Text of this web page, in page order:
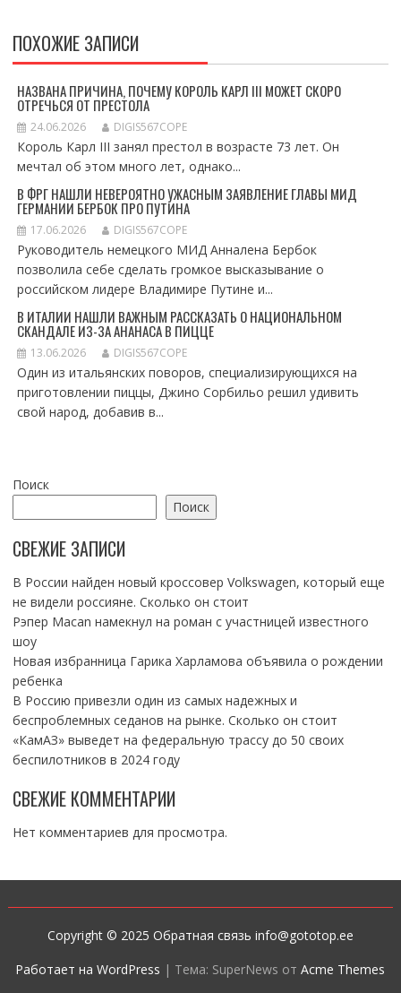
ПОХОЖИЕ ЗАПИСИ
НАЗВАНА ПРИЧИНА, ПОЧЕМУ КОРОЛЬ КАРЛ III МОЖЕТ СКОРО
ОТРЕЧЬСЯ ОТ ПРЕСТОЛА
24.06.2026 DIGIS567COPE
Король Карл III занял престол в возрасте 73 лет. Он
мечтал об этом много лет, однако...
В ФРГ НАШЛИ НЕВЕРОЯТНО УЖАСНЫМ ЗАЯВЛЕНИЕ ГЛАВЫ МИД
ГЕРМАНИИ БЕРБОК ПРО ПУТИНА
17.06.2026 DIGIS567COPE
Руководитель немецкого МИД Анналена Бербок
позволила себе сделать громкое высказывание о
российском лидере Владимире Путине и...
В ИТАЛИИ НАШЛИ ВАЖНЫМ РАССКАЗАТЬ О НАЦИОНАЛЬНОМ
СКАНДАЛЕ ИЗ-ЗА АНАНАСА В ПИЦЦЕ
13.06.2026 DIGIS567COPE
Один из итальянских поворов, специализирующихся на
приготовлении пиццы, Джино Сорбильо решил удивить
свой народ, добавив в...
Поиск
Поиск
СВЕЖИЕ ЗАПИСИ
В России найден новый кроссовер Volkswagen, который еще
не видели россияне. Сколько он стоит
Рэпер Macan намекнул на роман с участницей известного
шоу
Новая избранница Гарика Харламова объявила о рождении
ребенка
В Россию привезли один из самых надежных и
беспроблемных седанов на рынке. Сколько он стоит
«КамАЗ» выведет на федеральную трассу до 50 своих
беспилотников в 2024 году
СВЕЖИЕ КОММЕНТАРИИ
Нет комментариев для просмотра.
Copyright © 2025 Обратная связь info@gototop.ee
Работает на WordPress | Тема: SuperNews отAcme Themes